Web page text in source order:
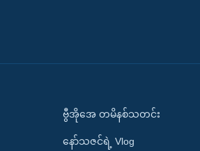
ဗွီအိုအေ တမိနစ်သတင်း
နော်သဇင်ရဲ့ Vlog